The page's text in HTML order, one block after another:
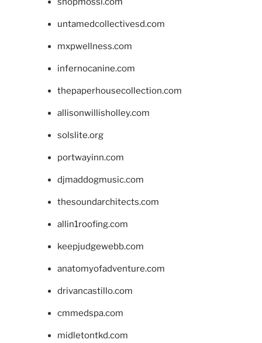
untamedcollectivesd.com
mxpwellness.com
infernocanine.com
thepaperhousecollection.com
allisonwillisholley.com
solslite.org
portwayinn.com
djmaddogmusic.com
thesoundarchitects.com
allin1roofing.com
keepjudgewebb.com
anatomyofadventure.com
drivancastillo.com
cmmedspa.com
midletontkd.com